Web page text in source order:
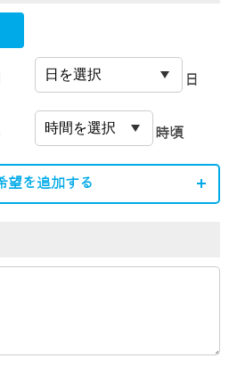
日
時頃
望を追加する